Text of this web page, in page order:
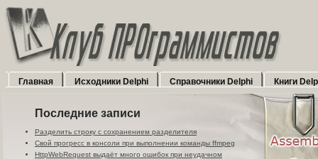
Главная Исходники Delphi Справочники Delphi Книги
Последние записи
Разделить строку с сохранением разделителя
Свой прогресс в консоли при выполнении команды ffmpeg
HttpWebRequest выдаёт много ошибок при неудачном